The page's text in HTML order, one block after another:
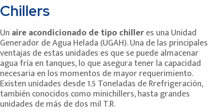
Chillers
Un aire acondicionado de tipo chilleres una Unidad
Generador de Agua Helada (UGAH). Una de las principales
ventajas de estas unidades es que se puede almacenar
agua fría en tanques, lo que asegura tener la capacidad
necesaria en los momentos de mayor requerimiento.
Existen unidades desde 1.5 Toneladas de Rrefrigeración,
también conocidos como minichillers, hasta grandes
unidades de más de dos mil T.R.